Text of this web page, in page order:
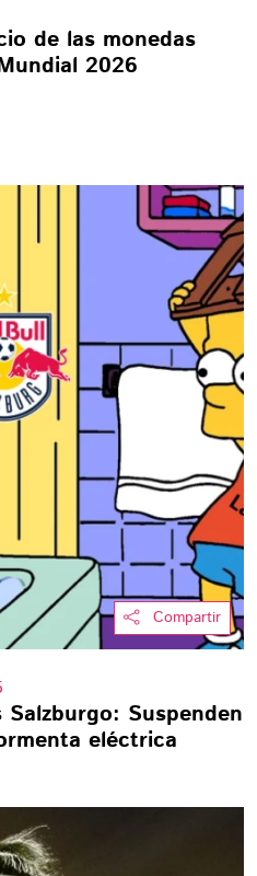
de las monedas
2026
Compartir
Suspenden
eléctrica